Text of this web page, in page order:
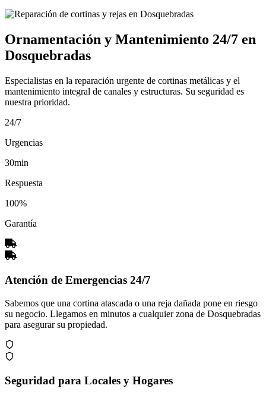
Ornamentación y Mantenimiento 24/7 en
Dosquebradas
Especialistas en la reparación urgente de cortinas metálicas y el
mantenimiento integral de canales y estructuras. Su seguridad es
nuestra prioridad.
24/7
Urgencias
30min
Respuesta
100%
Garantía
Atención de Emergencias 24/7
Sabemos que una cortina atascada o una reja dañada pone en riesgo
su negocio. Llegamos en minutos a cualquier zona de Dosquebradas
para asegurar su propiedad.
Seguridad para Locales y Hogares